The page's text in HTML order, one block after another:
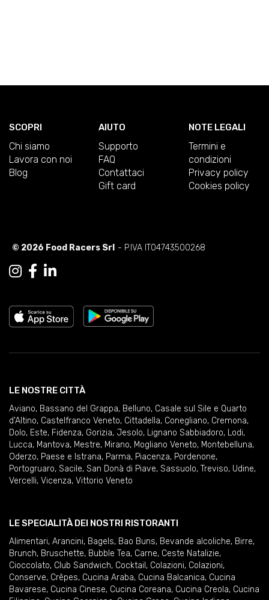
SCOPRI
Chi siamo
Lavora con noi
Blog
AIUTO
Supporto
FAQ
Contattaci
Gift card
NOTE LEGALI
Termini e
condizioni
Privacy policy
Cookies policy
© 2026 Food Racers Srl - P.IVA IT04743500268
LE NOSTRE CITTÀ
Aviano, Bassano del Grappa, Belluno, Casale sul Sile e Quarto
d'Altino, Castelfranco Veneto, Cittadella, Conegliano, Cremona,
Dolo, Este, Fidenza, Gorizia, Jesolo, Lignano Sabbiadoro, Lodi,
Lucca, Mantova, Mestre, Mirano, Mogliano Veneto, Montebelluna,
Oderzo, Paese e Istrana, Parma, Piacenza, Pordenone,
Portogruaro, Sacile, San Donà di Piave, Sassuolo, Treviso, Udine,
Vercelli, Vicenza, Vittorio Veneto
LE SPECIALITÀ DEI NOSTRI RISTORANTI
Alimentari, Arancini, Bagels, Bao Buns, Bevande alcoliche, Birre,
Brunch, Bruschette, Bubble Tea, Carne, Ceste Natalizie,
Cioccolato, Club Sandwich, Cocktail , Colazioni, Colazioni,
Conserve, Crêpes, Cucina Araba, Cucina Balcanica, Cucina
Bavarese, Cucina Cinese, Cucina Coreana, Cucina Creola, Cucina